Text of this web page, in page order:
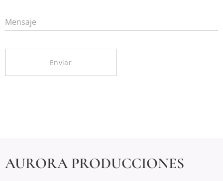
Mensaje
Enviar
AURORA PRODUCCIONES